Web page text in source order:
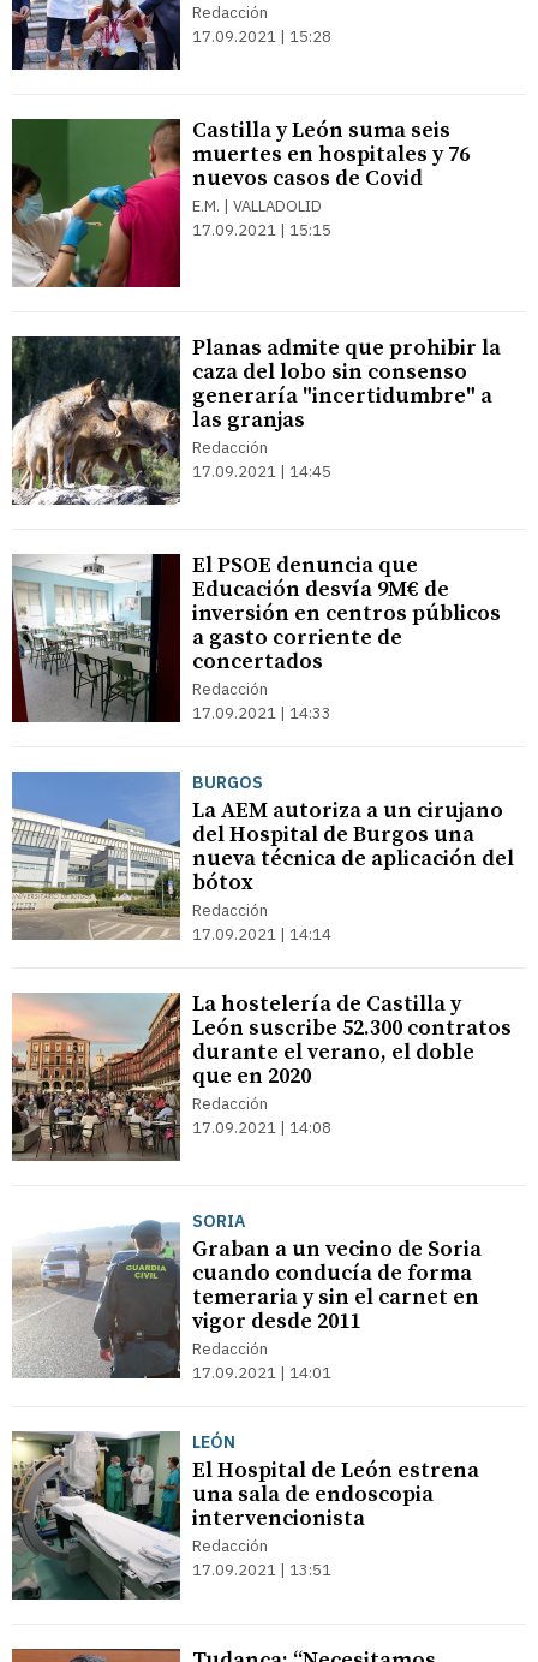
Redacción
17.09.2021 | 15:28
Castilla y León suma seis
muertes en hospitales y 76
nuevos casos de Covid
E.M. | VALLADOLID
17.09.2021 | 15:15
Planas admite que prohibir la
caza del lobo sin consenso
generaría "incertidumbre" a
las granjas
Redacción
17.09.2021 | 14:45
El PSOE denuncia que
Educación desvía 9M€ de
inversión en centros públicos
a gasto corriente de
concertados
Redacción
17.09.2021 | 14:33
BURGOS
La AEM autoriza a un cirujano
del Hospital de Burgos una
nueva técnica de aplicación del
bótox
Redacción
17.09.2021 | 14:14
La hostelería de Castilla y
León suscribe 52.300 contratos
durante el verano, el doble
que en 2020
Redacción
17.09.2021 | 14:08
SORIA
Graban a un vecino de Soria
cuando conducía de forma
temeraria y sin el carnet en
vigor desde 2011
Redacción
17.09.2021 | 14:01
LEÓN
El Hospital de León estrena
una sala de endoscopia
intervencionista
Redacción
17.09.2021 | 13:51